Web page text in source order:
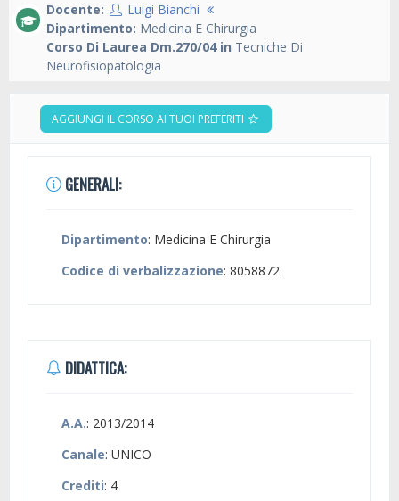
Docente:
Luigi Bianchi
Dipartimento: Medicina E Chirurgia
Corso Di Laurea Dm.270/04 in Tecniche Di
Neurofisiopatologia
AGGIUNGI IL CORSO AI TUOI PREFERITI
GENERALI:
Dipartimento: Medicina E Chirurgia
Codice di verbalizzazione: 8058872
DIDATTICA:
A.A.: 2013/2014
Canale: UNICO
Crediti: 4